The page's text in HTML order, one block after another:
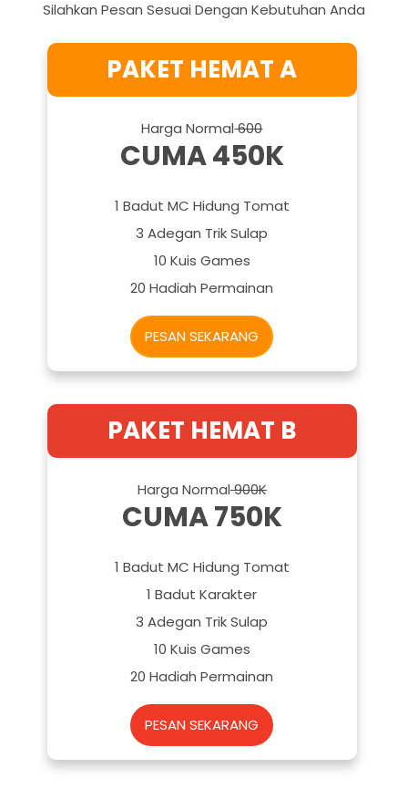
Silahkan Pesan Sesuai Dengan Kebutuhan Anda
PAKET HEMAT A
Harga Normal600
CUMA 450K
1 Badut MC Hidung Tomat
3 Adegan Trik Sulap
10 Kuis Games
20 Hadiah Permainan
PESAN SEKARANG
PAKET HEMAT B
Harga Normal900K
CUMA 750K
1 Badut MC Hidung Tomat
1 Badut Karakter
3 Adegan Trik Sulap
10 Kuis Games
20 Hadiah Permainan
PESAN SEKARANG